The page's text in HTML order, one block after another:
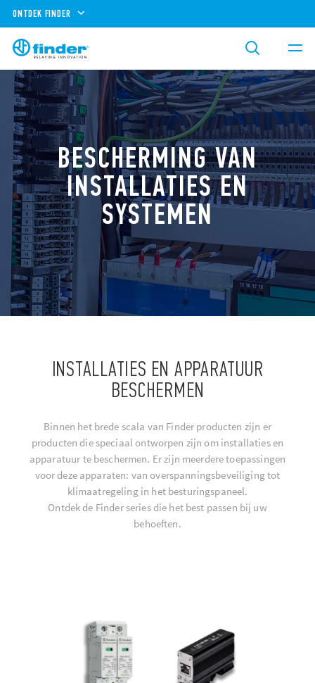
ONTDEK FINDER
BESCHERMING VAN
INSTALLATIES EN
SYSTEMEN
INSTALLATIES EN APPARATUUR
BESCHERMEN
Binnen het brede scala van Finder producten zijn er
producten die speciaal ontworpen zijn om installaties en
apparatuur te beschermen. Er zijn meerdere toepassingen
voor deze apparaten: van overspanningsbeveiliging tot
klimaatregeling in het besturingspaneel.
Ontdek de Finder series die het best passen bij uw
behoeften.